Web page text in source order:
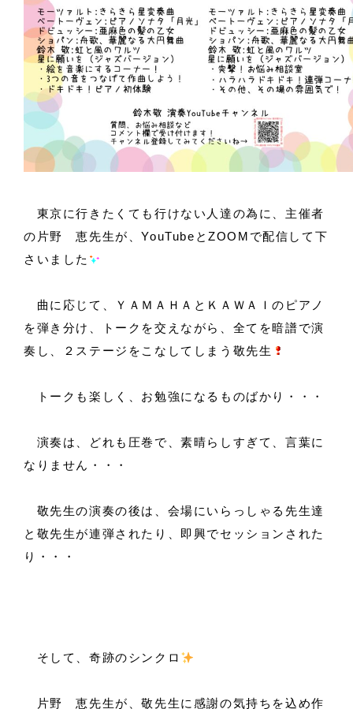
東京に行きたくても行けない人達の為に、主催者
の片野 恵先生が、YouTubeとZOOMで配信して下
さいました
曲に応じて、ＹＡＭＡＨＡとＫＡＷＡＩのピアノ
を弾き分け、トークを交えながら、全てを暗譜で演
奏し、２ステージをこなしてしまう敬先生
トークも楽しく、お勉強になるものばかり・・・
演奏は、どれも圧巻で、素晴らしすぎて、言葉に
なりません・・・
敬先生の演奏の後は、会場にいらっしゃる先生達
と敬先生が連弾されたり、即興でセッションされた
り・・・
そして、奇跡のシンクロ
片野 恵先生が、敬先生に感謝の気持ちを込め作